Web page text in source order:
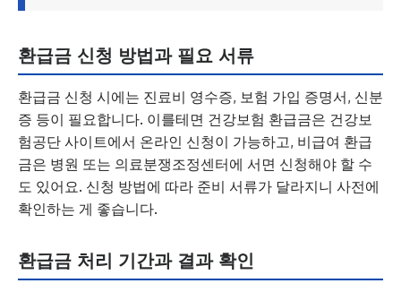
환급금 신청 방법과 필요 서류
환급금 신청 시에는 진료비 영수증, 보험 가입 증명서, 신분
증 등이 필요합니다. 이를테면 건강보험 환급금은 건강보
험공단 사이트에서 온라인 신청이 가능하고, 비급여 환급
금은 병원 또는 의료분쟁조정센터에 서면 신청해야 할 수
도 있어요. 신청 방법에 따라 준비 서류가 달라지니 사전에
확인하는 게 좋습니다.
환급금 처리 기간과 결과 확인